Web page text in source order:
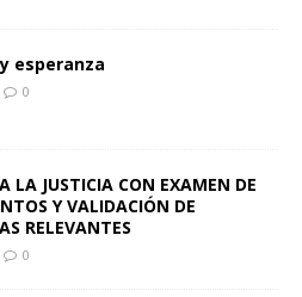
esperanza
0
LA JUSTICIA CON EXAMEN DE
Y VALIDACIÓN DE
RELEVANTES
0